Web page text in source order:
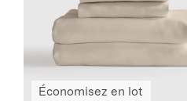
Économisez en lot